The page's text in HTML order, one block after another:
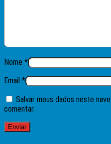
Nome *
Email *
Salvar meus dados neste
comentar.